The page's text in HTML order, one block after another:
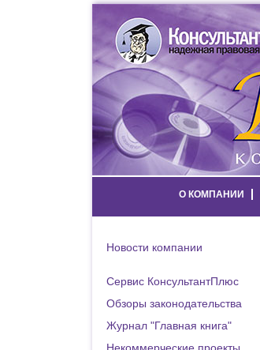
О КОМПАНИИ
Новости компании
Сервис КонсультантПлюс
Обзоры законодательства
Журнал "Главная книга"